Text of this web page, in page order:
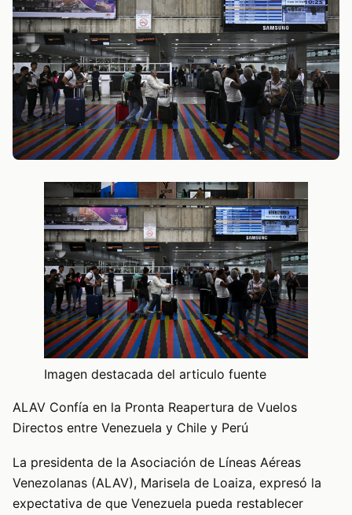
Imagen destacada del articulo fuente
ALAV Confía en la Pronta Reapertura de Vuelos
Directos entre Venezuela y Chile y Perú
La presidenta de la Asociación de Líneas Aéreas
Venezolanas (ALAV), Marisela de Loaiza, expresó la
expectativa de que Venezuela pueda restablecer